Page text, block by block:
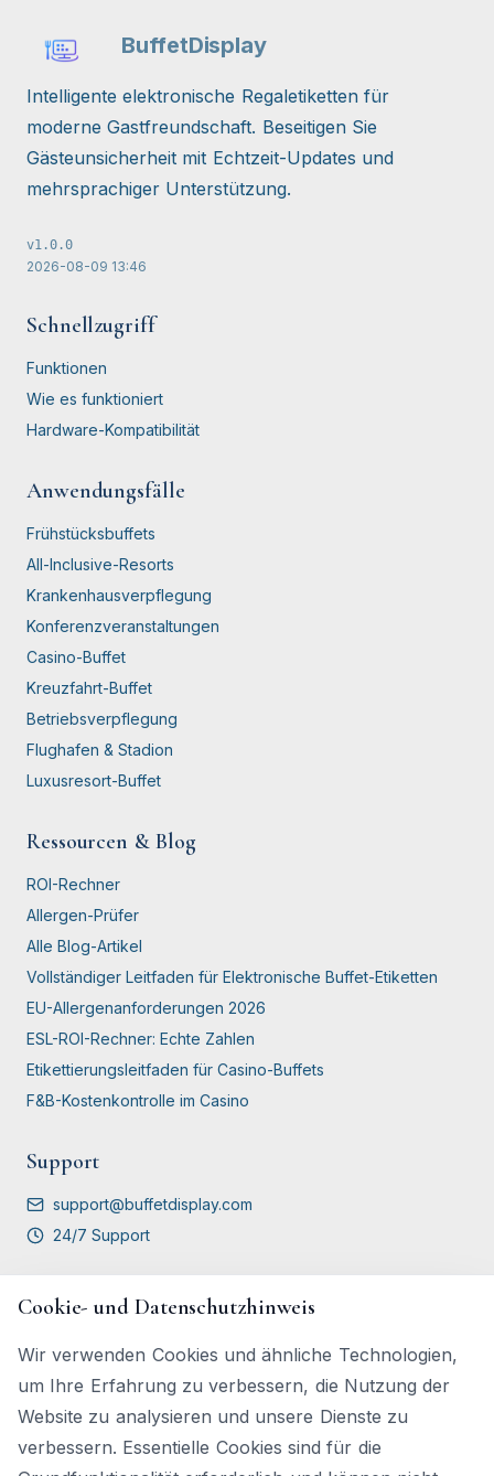
BuffetDisplay
Intelligente elektronische Regaletiketten für
moderne Gastfreundschaft. Beseitigen Sie
Gästeunsicherheit mit Echtzeit-Updates und
mehrsprachiger Unterstützung.
v1.0.0
2026-08-09 13:46
Schnellzugriff
Funktionen
Wie es funktioniert
Hardware-Kompatibilität
Anwendungsfälle
Frühstücksbuffets
All-Inclusive-Resorts
Krankenhausverpflegung
Konferenzveranstaltungen
Casino-Buffet
Kreuzfahrt-Buffet
Betriebsverpflegung
Flughafen & Stadion
Luxusresort-Buffet
Ressourcen & Blog
ROI-Rechner
Allergen-Prüfer
Alle Blog-Artikel
Vollständiger Leitfaden für Elektronische Buffet-Etiketten
EU-Allergenanforderungen 2026
ESL-ROI-Rechner: Echte Zahlen
Etikettierungsleitfaden für Casino-Buffets
F&B-Kostenkontrolle im Casino
Support
support@buffetdisplay.com
24/7 Support
Vergleichen
vs QR-Code-Menüs
vs iPad / Tablet-Anzeigen
Cookie- und Datenschutzhinweis
Wir verwenden Cookies und ähnliche Technologien,
um Ihre Erfahrung zu verbessern, die Nutzung der
Website zu analysieren und unsere Dienste zu
verbessern. Essentielle Cookies sind für die